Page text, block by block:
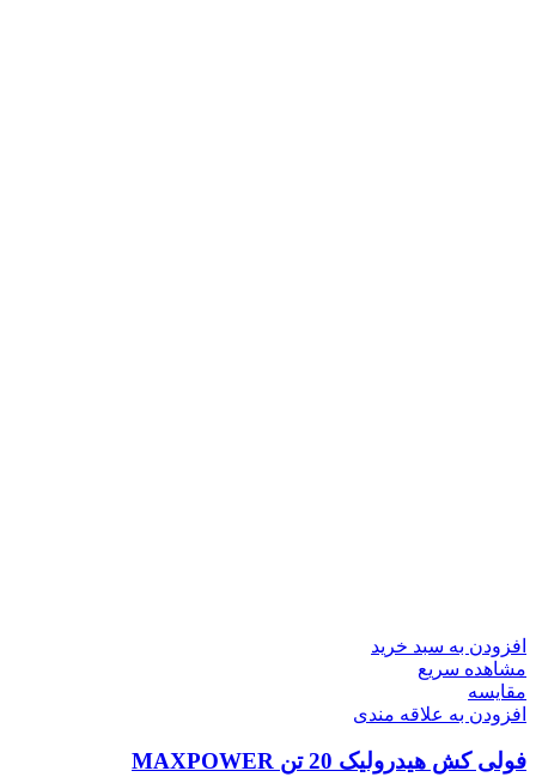
افزودن به سبد خرید
مشاهده سریع
مقایسه
افزودن به علاقه مندی
فولی کش هیدرولیک 20 تن MAXPOWER